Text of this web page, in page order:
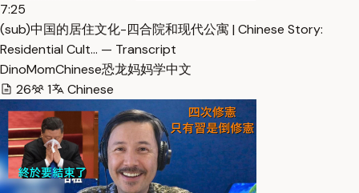
7:25
(sub)中国的居住文化-四合院和现代公寓 | Chinese Story:
Residential Cult… — Transcript
DinoMomChinese恐龙妈妈学中文
26
1 Chinese